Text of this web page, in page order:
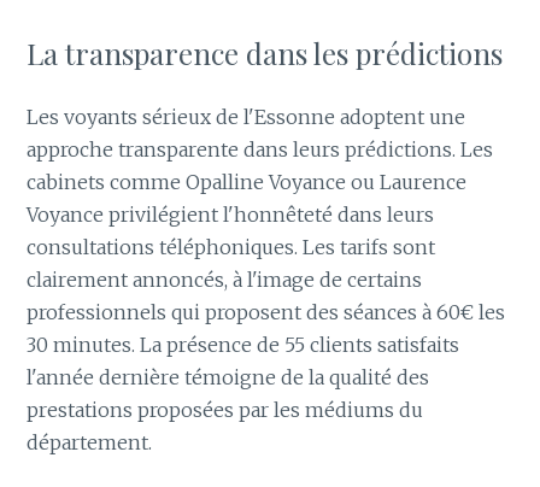
La transparence dans les prédictions
Les voyants sérieux de l'Essonne adoptent une
approche transparente dans leurs prédictions. Les
cabinets comme Opalline Voyance ou Laurence
Voyance privilégient l'honnêteté dans leurs
consultations téléphoniques. Les tarifs sont
clairement annoncés, à l'image de certains
professionnels qui proposent des séances à 60€ les
30 minutes. La présence de 55 clients satisfaits
l'année dernière témoigne de la qualité des
prestations proposées par les médiums du
département.